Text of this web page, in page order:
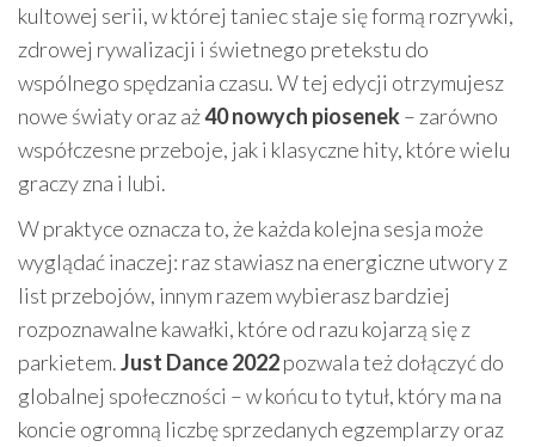
kultowej serii, w której taniec staje się formą rozrywki,
zdrowej rywalizacji i świetnego pretekstu do
wspólnego spędzania czasu. W tej edycji otrzymujesz
nowe światy oraz aż40 nowych piosenek– zarówno
współczesne przeboje, jak i klasyczne hity, które wielu
graczy zna i lubi.
W praktyce oznacza to, że każda kolejna sesja może
wyglądać inaczej: raz stawiasz na energiczne utwory z
list przebojów, innym razem wybierasz bardziej
rozpoznawalne kawałki, które od razu kojarzą się z
parkietem.Just Dance 2022pozwala też dołączyć do
globalnej społeczności – w końcu to tytuł, który ma na
koncie ogromną liczbę sprzedanych egzemplarzy oraz